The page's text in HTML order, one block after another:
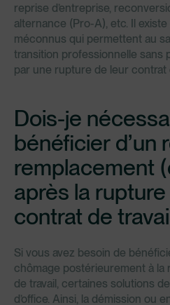
reprise d’entreprise,
alternance (Pro-A), etc. Il
méconnus qui permettent au
transition professionnelle sans
par une rupture de leur contrat
Dois-je
bénéficier d’un
remplacement
après la
contrat de
Si vous avez besoin de
chômage postérieurement à
de travail, certaines solutions
d’office. Ainsi, la démission ou